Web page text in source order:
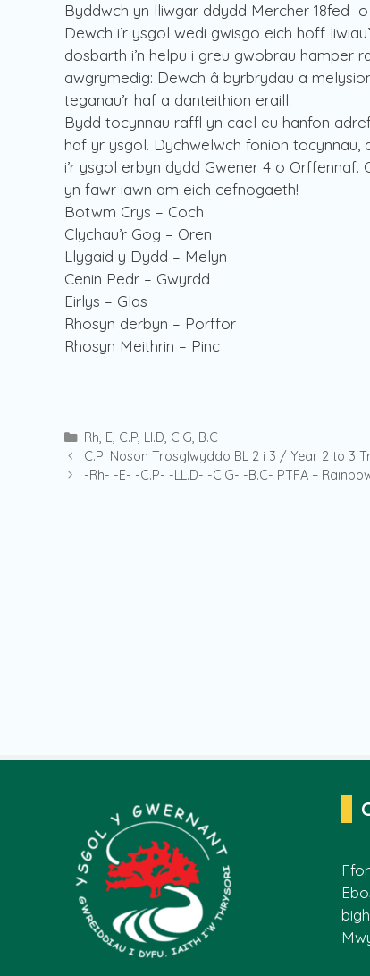
Byddwch yn lliwgar ddydd Mercher 18fed o
Dewch i’r ysgol wedi gwisgo eich hoff
dosbarth i’n helpu i greu gwobrau hamper
awgrymedig: Dewch â byrbrydau a
teganau’r haf a danteithion eraill.
Bydd tocynnau raffl yn cael eu hanfon
haf yr ysgol. Dychwelwch fonion
i’r ysgol erbyn dydd Gwener 4 o
yn fawr iawn am eich cefnogaeth!
Botwm Crys – Coch
Clychau’r Gog – Oren
Llygaid y Dydd – Melyn
Cenin Pedr – Gwyrdd
Eirlys – Glas
Rhosyn derbyn – Porffor
Rhosyn Meithrin – Pinc
Categories
Rh E C.P, Ll.D C.G B.C
C.P: Noson Trosglwyddo BL 2 i 3 / Year 2 to 3
-Rh- -E- -C.P- -LL.D- -C.G- -B.C- PTFA –